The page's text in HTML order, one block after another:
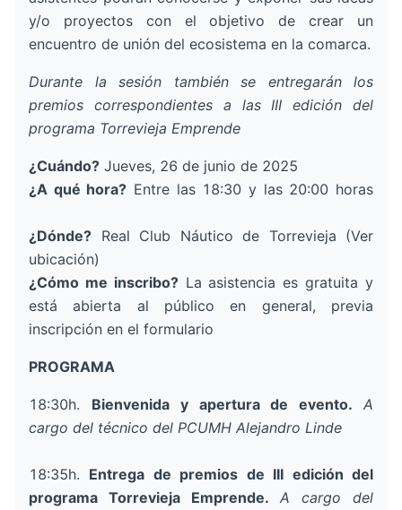
y/o proyectos con el objetivo de crear un
encuentro de unión del ecosistema en la comarca.
Durante la sesión también se entregarán los
premios correspondientes a las III edición del
programa Torrevieja Emprende
¿Cuándo? Jueves, 26 de junio de 2025
¿A qué hora? Entre las 18:30 y las 20:00 horas
¿Dónde? Real Club Náutico de Torrevieja (Ver
ubicación)
¿Cómo me inscribo?La asistencia es gratuita y
está abierta al público en general, previa
inscripción en el formulario
PROGRAMA
18:30h. Bienvenida y apertura de evento.A
cargo del técnico del PCUMH Alejandro Linde
18:35h. Entrega de premios de III edición del
programa Torrevieja Emprende. A cargo del